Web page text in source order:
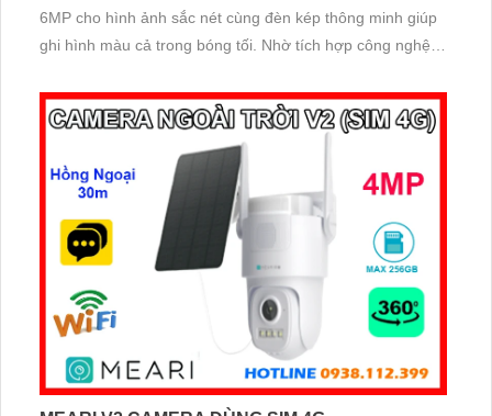
6MP cho hình ảnh sắc nét cùng đèn kép thông minh giúp
ghi hình màu cả trong bóng tối. Nhờ tích hợp công nghệ
trợ mic ghi âm rõ ràng và khe thẻ nhớ lên đến 512GB cho
khả năng lưu trữ vượt trội với thiết kế nhỏ gọn cấp nguồn